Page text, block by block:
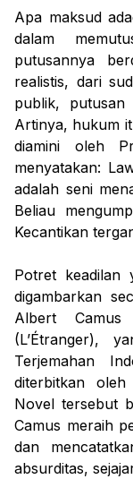
Apa maksud
dalam
putusannya
realistis, dari
publik, putusan
Artinya, hukum
diamini oleh
menyatakan:
adalah seni
Beliau
Kecantikan
Potret keadilan
digambarkan
Albert
(L’Étranger),
Terjemahan
diterbitkan oleh
Novel tersebut
Camus meraih
dan
absurditas,